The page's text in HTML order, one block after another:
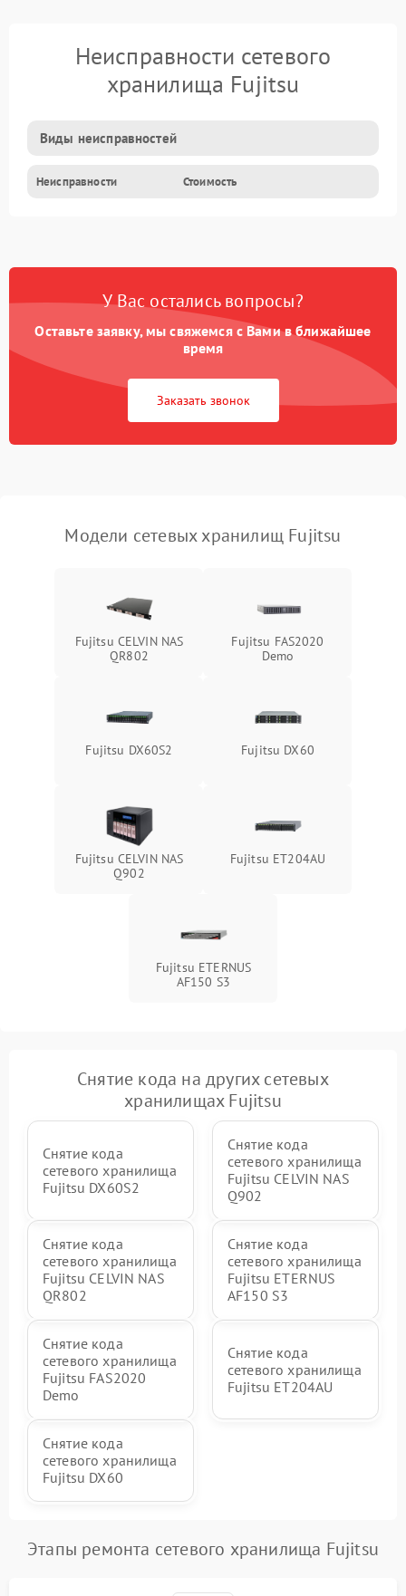
Неисправности сетевого
хранилища Fujitsu
Виды неисправностей
Неисправности Стоимость
У Вас остались вопросы?
Оставьте заявку, мы свяжемся с Вами в ближайшее
время
Заказать звонок
Модели сетевых хранилищ Fujitsu
Fujitsu CELVIN NAS
QR802
Fujitsu FAS2020
Demo
Fujitsu DX60S2 Fujitsu DX60
Fujitsu CELVIN NAS
Q902
Fujitsu ET204AU
Fujitsu ETERNUS
AF150 S3
Снятие кода на других сетевых
хранилищах Fujitsu
Снятие кода
сетевого хранилища
Fujitsu DX60S2
Снятие кода
сетевого хранилища
Fujitsu CELVIN NAS
Q902
Снятие кода
сетевого хранилища
Fujitsu CELVIN NAS
QR802
Снятие кода
сетевого хранилища
Fujitsu ETERNUS
AF150 S3
Снятие кода
сетевого хранилища
Fujitsu FAS2020
Demo
Снятие кода
сетевого хранилища
Fujitsu ET204AU
Снятие кода
сетевого хранилища
Fujitsu DX60
Этапы ремонта сетевого хранилища Fujitsu